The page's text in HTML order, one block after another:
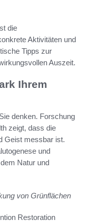
die
Aktivitäten und
Tipps zur
Auszeit.
Ihrem
denken. Forschung
zeigt, dass die
Geist messbar ist.
und
Natur und
von Grünflächen
Restoration